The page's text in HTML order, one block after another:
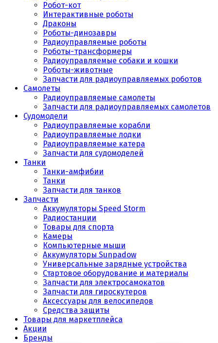
Робот-кот
Интерактивные роботы
Драконы
Роботы-динозавры
Радиоуправляемые роботы
Роботы-трансформеры
Радиоуправляемые собаки и кошки
Роботы-животные
Запчасти для радиоуправляемых роботов
Самолеты
Радиоуправляемые самолеты
Запчасти для радиоуправляемых самолетов
Судомодели
Радиоуправляемые корабли
Радиоуправляемые лодки
Радиоуправляемые катера
Запчасти для судомоделей
Танки
Танки-амфибии
Танки
Запчасти для танков
Запчасти
Аккумуляторы Speed Storm
Радиостанции
Товары для спорта
Камеры
Компьютерные мыши
Аккумуляторы Sunpadow
Универсальные зарядные устройства
Стартовое оборудование и материалы
Запчасти для электросамокатов
Запчасти для гироскутеров
Аксессуары для велосипедов
Средства защиты
Товары для маркетплейса
Акции
Бренды